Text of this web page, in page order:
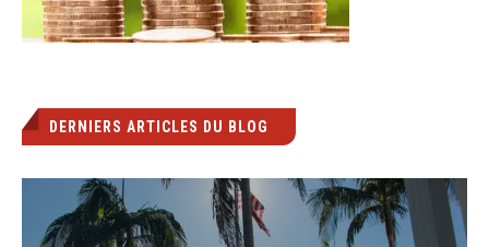
DERNIERS ARTICLES DU BLOG